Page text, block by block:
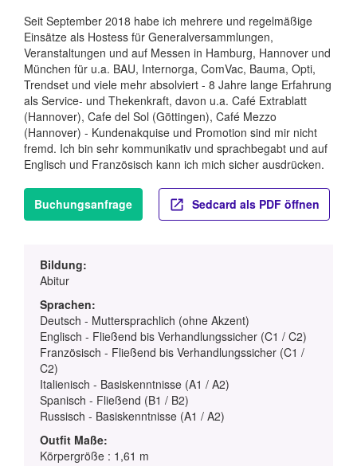
Seit September 2018 habe ich mehrere und regelmäßige
Einsätze als Hostess für Generalversammlungen,
Veranstaltungen und auf Messen in Hamburg, Hannover und
München für u.a. BAU, Internorga, ComVac, Bauma, Opti,
Trendset und viele mehr absolviert - 8 Jahre lange Erfahrung
als Service- und Thekenkraft, davon u.a. Café Extrablatt
(Hannover), Cafe del Sol (Göttingen), Café Mezzo
(Hannover) - Kundenakquise und Promotion sind mir nicht
fremd. Ich bin sehr kommunikativ und sprachbegabt und auf
Englisch und Französisch kann ich mich sicher ausdrücken.
Buchungsanfrage Sedcard als PDF öffnen
Bildung:
Abitur
Sprachen:
Deutsch - Muttersprachlich (ohne Akzent)
Englisch - Fließend bis Verhandlungssicher (C1 / C2)
Französisch - Fließend bis Verhandlungssicher (C1 /
C2)
Italienisch - Basiskenntnisse (A1 / A2)
Spanisch - Fließend (B1 / B2)
Russisch - Basiskenntnisse (A1 / A2)
Outfit Maße:
Körpergröße : 1,61 m